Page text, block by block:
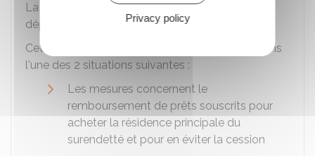
La durée des mesures imposées ne doit pas
dépasser 7 ans, sauf exception.
Cette durée maximale peut excéder ce délai dans
l'une des 2 situations suivantes :
Les mesures concernent le
remboursement de prêts souscrits pour
acheter la résidence principale du
surendetté et pour en éviter la cession
Privacy policy